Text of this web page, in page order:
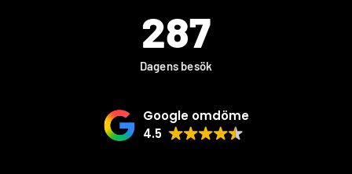
287
Dagens besök
Google omdöme
4.5